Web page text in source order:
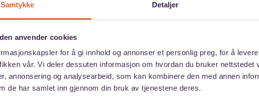
Samtykke Detaljer
anvender cookies
for å gi innhold og annonser et personlig preg, for å
vår. Vi deler dessuten informasjon om hvordan du bruker nettstedet
annonsering og analysearbeid, som kan kombinere den med annen
de har samlet inn gjennom din bruk av tjenestene deres.
tilgjengelig for alle. Utenlandsstudenter
Svekket kronekurs og global inflasjon har
arbeide for at utenlandsstudier forblir et reelt
Andria